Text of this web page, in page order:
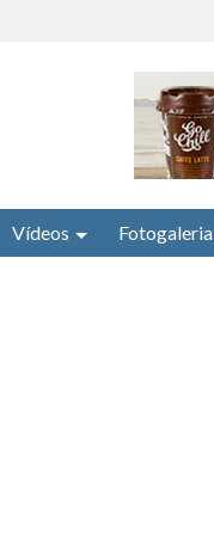
Vídeos Fotogaleria